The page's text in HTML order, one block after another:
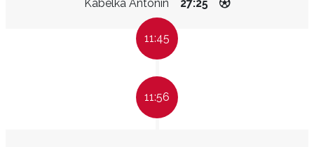
Kabelka Antonín 27:25
11:45
11:56